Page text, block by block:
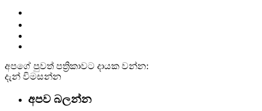
අපගේ පුවත් පත්‍රිකාවට දායක වන්න:
දැන් විමසන්න
අපව බලන්න